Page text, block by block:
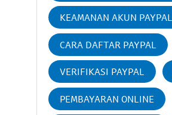
KEAMANAN AKUN PAYPAL
CARA DAFTAR PAYPAL
VERIFIKASI PAYPAL
PEMBAYARAN ONLINE